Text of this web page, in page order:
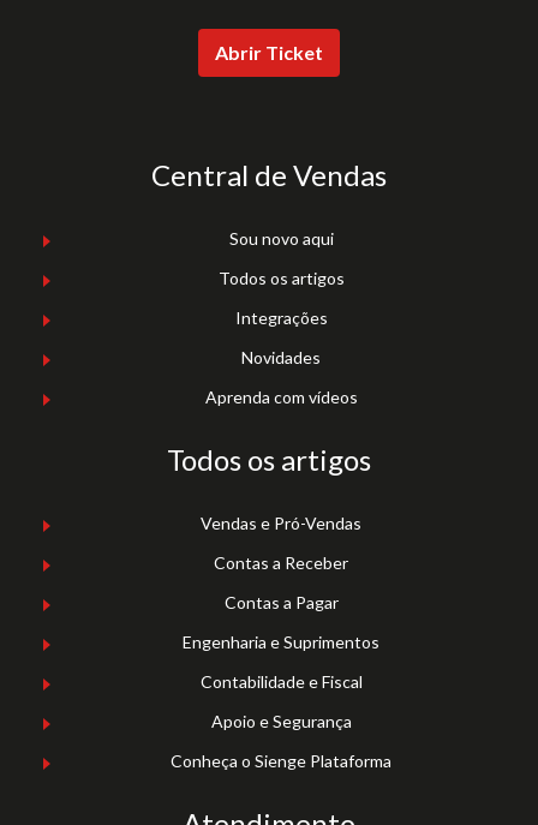
Abrir Ticket
Central de Vendas
Sou novo aqui
Todos os artigos
Integrações
Novidades
Aprenda com vídeos
Todos os artigos
Vendas e Pró-Vendas
Contas a Receber
Contas a Pagar
Engenharia e Suprimentos
Contabilidade e Fiscal
Apoio e Segurança
Conheça o Sienge Plataforma